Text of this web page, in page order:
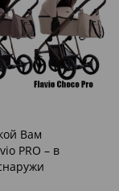
Вам
PRO – в